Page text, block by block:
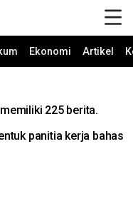
Ekonomi Artikel
225 berita.
panitia kerja bahas